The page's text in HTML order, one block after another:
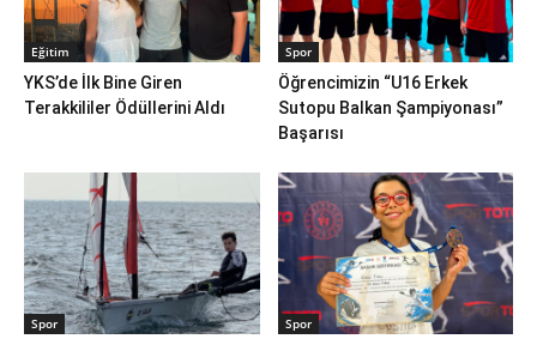
Eğitim
YKS’de İlk Bine Giren
Terakkililer Ödüllerini Aldı
Spor
Öğrencimizin “U16 Erkek
Sutopu Balkan Şampiyonası”
Başarısı
Spor Spor